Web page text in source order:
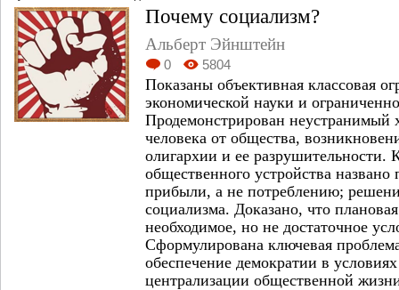
Почему социализм?
Альберт Эйнштейн
0 5804
Показаны объективная классовая
экономической науки и
Продемонстрирован неустранимый
человека от общества,
олигархии и ее разрушительности.
общественного устройства названо
прибыли, а не потреблению;
социализма. Доказано, что
необходимое, но не достаточное
Сформулирована ключевая
обеспечение демократии в
централизации общественной